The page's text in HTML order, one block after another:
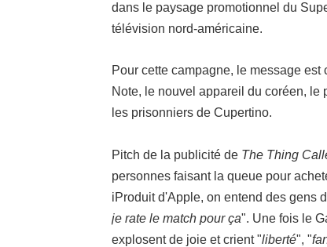
dans le paysage promotionnel du
télévision nord-américaine.
Pour cette campagne, le message est
Note, le nouvel appareil du coréen, le
les prisonniers de Cupertino.
Pitch de la publicité de The Thing
personnes faisant la queue pour
iProduit d'Apple, on entend des gens
je rate le match pour ça". Une fois le
explosent de joie et crient "liberté", "